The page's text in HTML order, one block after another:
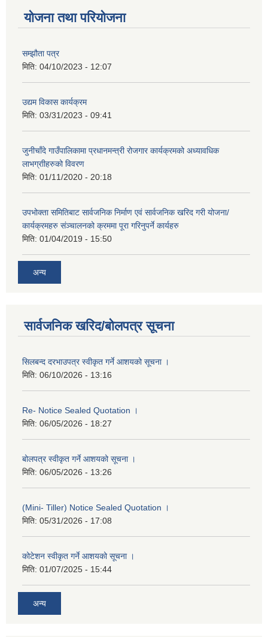
योजना तथा परियोजना
सम्झौता पत्र
मिति: 04/10/2023 - 12:07
उद्यम विकास कार्यक्रम
मिति: 03/31/2023 - 09:41
जुनीचाँदे गाउँपालिकामा प्रधानमन्‍त्री रोजगार कार्यक्रमको अध्यावधिक
लाभग्राीहरुको विवरण
मिति: 01/11/2020 - 20:18
उपभोक्ता समितिबाट सार्वजनिक निर्माण एवं सार्वजनिक खरिद गरी योजना/
कार्यक्रमहरु संञ्‍चालनको क्रममा पूरा गरिनुपर्ने कार्यहरु
मिति: 01/04/2019 - 15:50
अन्य
सार्वजनिक खरिद/बोलपत्र सूचना
सिलबन्द दरभाउपत्र स्वीकृत गर्ने आशयको सूचना ।
मिति: 06/10/2026 - 13:16
Re- Notice Sealed Quotation ।
मिति: 06/05/2026 - 18:27
बोलपत्र स्वीकृत गर्ने आशयको सूचना ।
मिति: 06/05/2026 - 13:26
(Mini- Tiller) Notice Sealed Quotation ।
मिति: 05/31/2026 - 17:08
कोटेशन स्वीकृत गर्ने आशयको सूचना ।
मिति: 01/07/2025 - 15:44
अन्य